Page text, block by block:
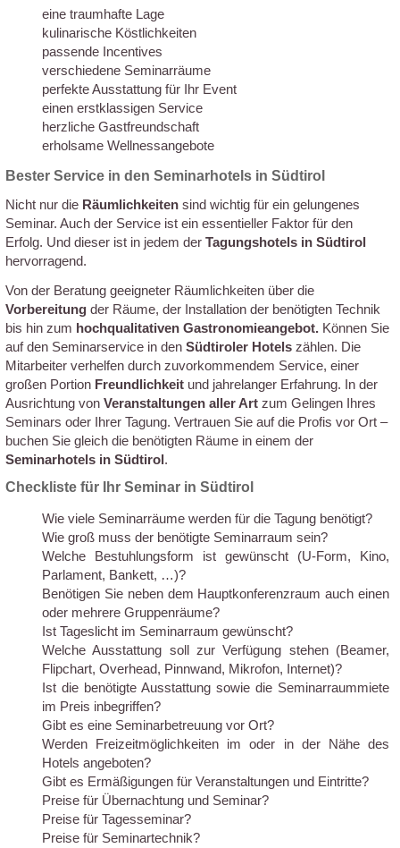
eine traumhafte Lage
kulinarische Köstlichkeiten
passende Incentives
verschiedene Seminarräume
perfekte Ausstattung für Ihr Event
einen erstklassigen Service
herzliche Gastfreundschaft
erholsame Wellnessangebote
Bester Service in den Seminarhotels in Südtirol
Nicht nur die Räumlichkeiten sind wichtig für ein gelungenes
Seminar. Auch der Service ist ein essentieller Faktor für den
Erfolg. Und dieser ist in jedem der Tagungshotels in Südtirol
hervorragend.
Von der Beratung geeigneter Räumlichkeiten über die
Vorbereitung der Räume, der Installation der benötigten Technik
bis hin zum hochqualitativen Gastronomieangebot. Können Sie
auf den Seminarservice in den Südtiroler Hotels zählen. Die
Mitarbeiter verhelfen durch zuvorkommendem Service, einer
großen Portion Freundlichkeit und jahrelanger Erfahrung. In der
Ausrichtung von Veranstaltungen aller Art zum Gelingen Ihres
Seminars oder Ihrer Tagung. Vertrauen Sie auf die Profis vor Ort –
buchen Sie gleich die benötigten Räume in einem der
Seminarhotels in Südtirol.
Checkliste für Ihr Seminar in Südtirol
Wie viele Seminarräume werden für die Tagung benötigt?
Wie groß muss der benötigte Seminarraum sein?
Welche Bestuhlungsform ist gewünscht (U-Form, Kino,
Parlament, Bankett, …)?
Benötigen Sie neben dem Hauptkonferenzraum auch einen
oder mehrere Gruppenräume?
Ist Tageslicht im Seminarraum gewünscht?
Welche Ausstattung soll zur Verfügung stehen (Beamer,
Flipchart, Overhead, Pinnwand, Mikrofon, Internet)?
Ist die benötigte Ausstattung sowie die Seminarraummiete
im Preis inbegriffen?
Gibt es eine Seminarbetreuung vor Ort?
Werden Freizeitmöglichkeiten im oder in der Nähe des
Hotels angeboten?
Gibt es Ermäßigungen für Veranstaltungen und Eintritte?
Preise für Übernachtung und Seminar?
Preise für Tagesseminar?
Preise für Seminartechnik?